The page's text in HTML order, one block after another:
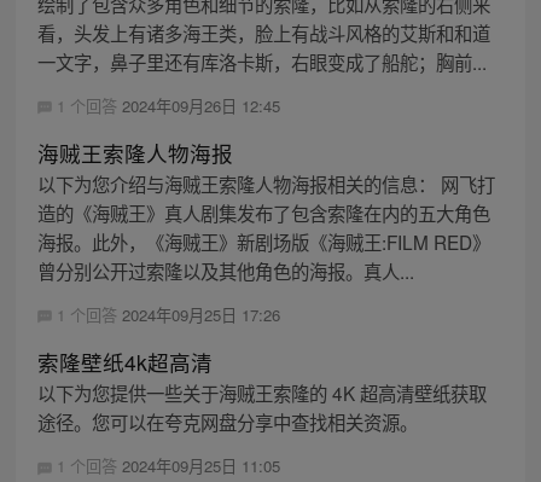
看，头发上有诸多海王类，脸上有战斗风格的艾斯和和道
一文字，鼻子里还有库洛卡斯，右眼变成了船舵；胸前...
1 个回答 2024年09月26日 12:45
海贼王索隆人物海报
以下为您介绍与海贼王索隆人物海报相关的信息： 网飞打
造的《海贼王》真人剧集发布了包含索隆在内的五大角色
海报。此外，《海贼王》新剧场版《海贼王:FILM RED》
曾分别公开过索隆以及其他角色的海报。真人...
1 个回答 2024年09月25日 17:26
索隆壁纸4k超高清
以下为您提供一些关于海贼王索隆的 4K 超高清壁纸获取
途径。您可以在夸克网盘分享中查找相关资源。
1 个回答 2024年09月25日 11:05